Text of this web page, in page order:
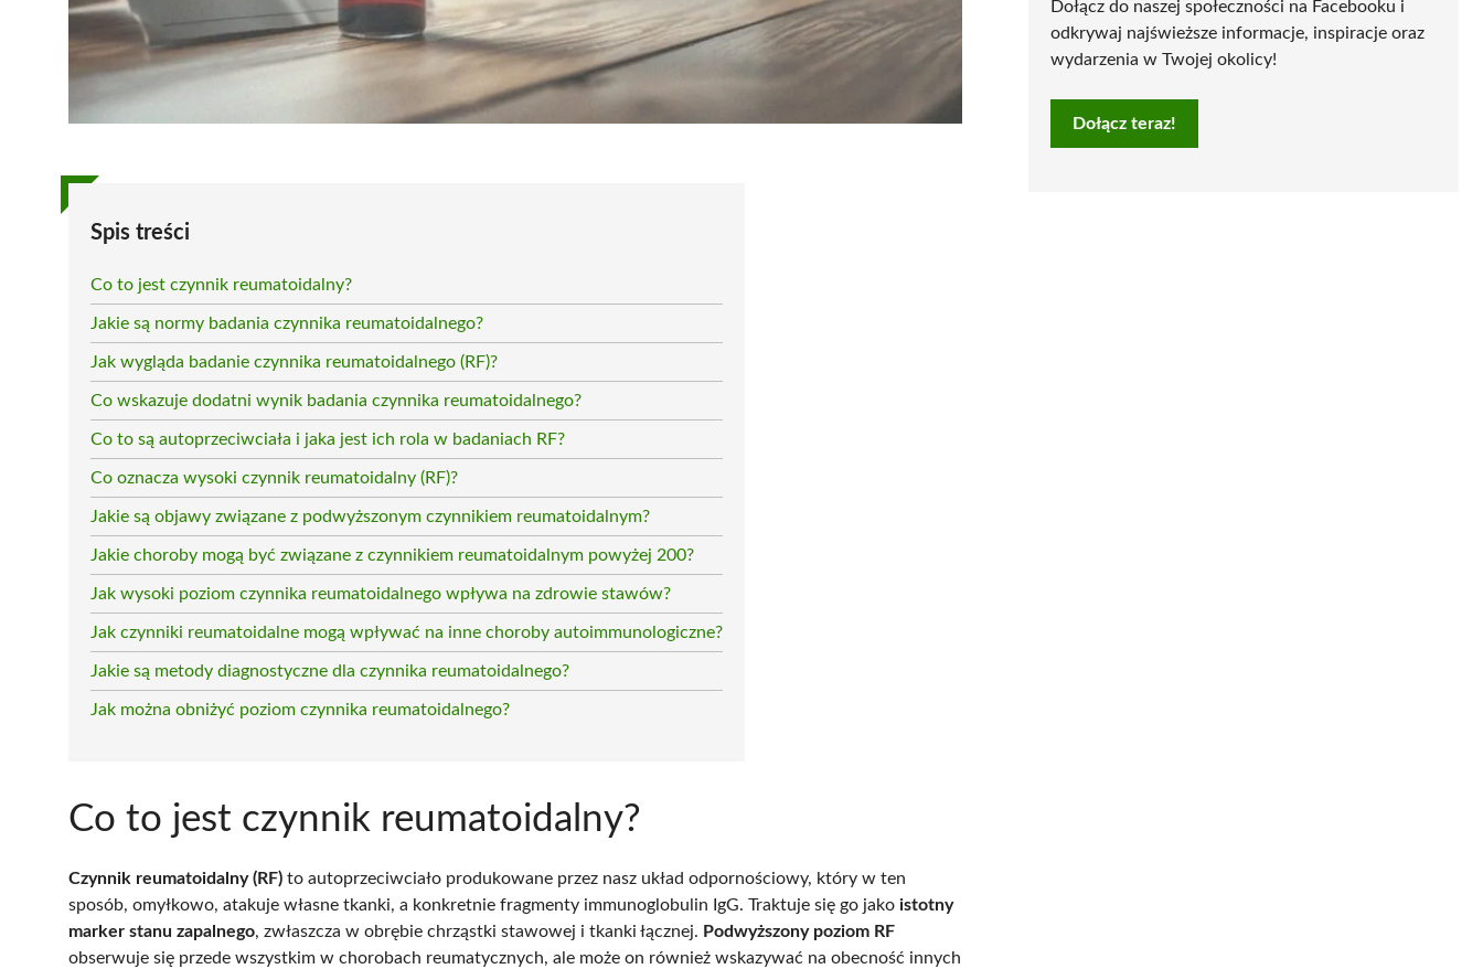
Spis treści
Co to jest czynnik reumatoidalny?
Jakie są normy badania czynnika reumatoidalnego?
Jak wygląda badanie czynnika reumatoidalnego (RF)?
Co wskazuje dodatni wynik badania czynnika reumatoidalnego?
Co to są autoprzeciwciała i jaka jest ich rola w badaniach RF?
Co oznacza wysoki czynnik reumatoidalny (RF)?
Jakie są objawy związane z podwyższonym czynnikiem reumatoidalnym?
Jakie choroby mogą być związane z czynnikiem reumatoidalnym powyżej 200?
Jak wysoki poziom czynnika reumatoidalnego wpływa na zdrowie stawów?
Jak czynniki reumatoidalne mogą wpływać na inne choroby autoimmunologiczne?
Jakie są metody diagnostyczne dla czynnika reumatoidalnego?
Jak można obniżyć poziom czynnika reumatoidalnego?
Co to jest czynnik reumatoidalny?
Czynnik reumatoidalny (RF) to autoprzeciwciało produkowane przez nasz układ odpornościowy, który w ten
sposób, omyłkowo, atakuje własne tkanki, a konkretnie fragmenty immunoglobulin IgG. Traktuje się go jako istotny
marker stanu zapalnego, zwłaszcza w obrębie chrząstki stawowej i tkanki łącznej. Podwyższony poziom RF
obserwuje się przede wszystkim w chorobach reumatycznych, ale może on również wskazywać na obecność innych
Dołącz do naszej społeczności na Facebooku i
odkrywaj najświeższe informacje, inspiracje oraz
wydarzenia w Twojej okolicy!
Dołącz teraz!